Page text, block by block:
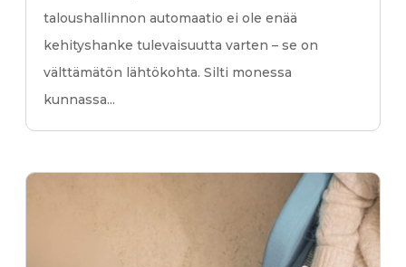
taloushallinnon automaatio ei ole enää
kehityshanke tulevaisuutta varten – se on
välttämätön lähtökohta. Silti monessa
kunnassa...